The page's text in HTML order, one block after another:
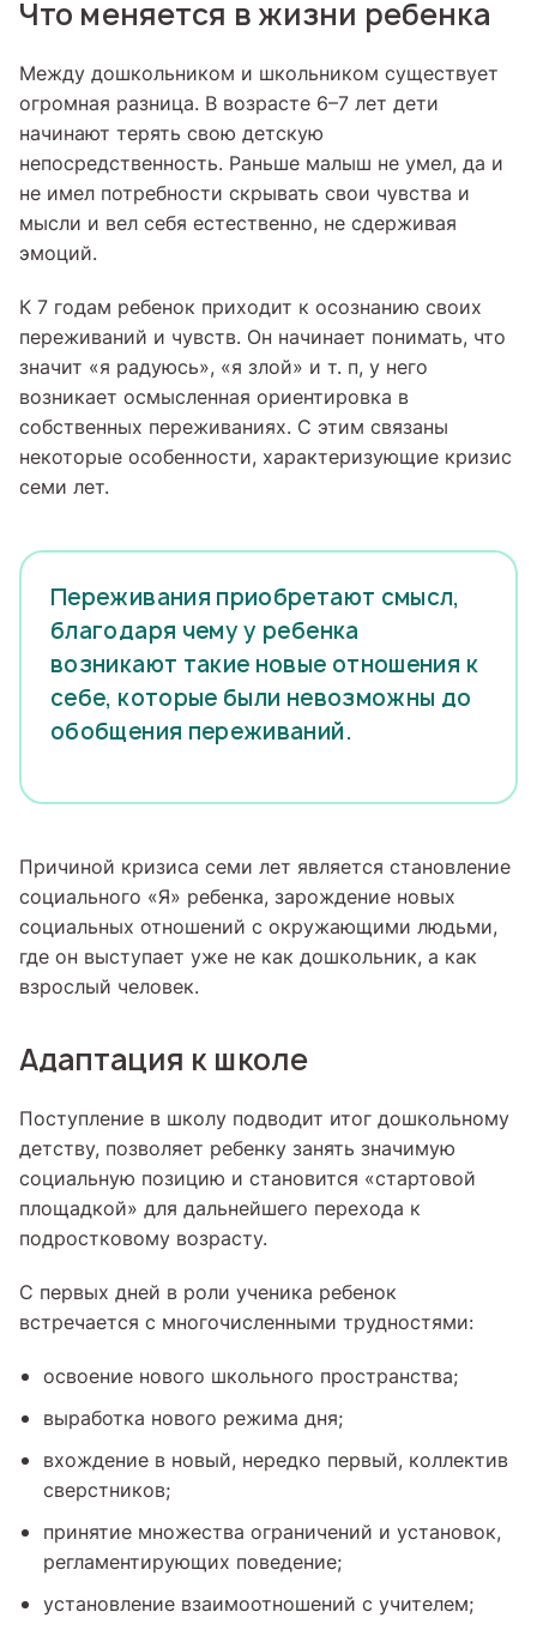
Что меняется в жизни ребенка
Между дошкольником и школьником существует
огромная разница. В возрасте 6–7 лет дети
начинают терять свою детскую
непосредственность. Раньше малыш не умел, да и
не имел потребности скрывать свои чувства и
мысли и вел себя естественно, не сдерживая
эмоций.
К 7 годам ребенок приходит к осознанию своих
переживаний и чувств. Он начинает понимать, что
значит «я радуюсь», «я злой» и т. п, у него
возникает осмысленная ориентировка в
собственных переживаниях. С этим связаны
некоторые особенности, характеризующие кризис
семи лет.
Переживания приобретают смысл,
благодаря чему у ребенка
возникают такие новые отношения к
себе, которые были невозможны до
обобщения переживаний.
Причиной кризиса семи лет является становление
социального «Я» ребенка, зарождение новых
социальных отношений с окружающими людьми,
где он выступает уже не как дошкольник, а как
взрослый человек.
Адаптация к школе
Поступление в школу подводит итог дошкольному
детству, позволяет ребенку занять значимую
социальную позицию и становится «стартовой
площадкой» для дальнейшего перехода к
подростковому возрасту.
С первых дней в роли ученика ребенок
встречается с многочисленными трудностями:
освоение нового школьного пространства;
выработка нового режима дня;
вхождение в новый, нередко первый, коллектив
сверстников;
принятие множества ограничений и установок,
регламентирующих поведение;
установление взаимоотношений с учителем;